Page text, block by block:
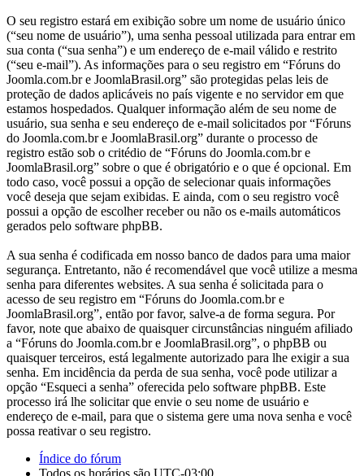
O seu registro estará em exibição sobre um nome de usuário único
(“seu nome de usuário”), uma senha pessoal utilizada para entrar em
sua conta (“sua senha”) e um endereço de e-mail válido e restrito
(“seu e-mail”). As informações para o seu registro em “Fóruns do
Joomla.com.br e JoomlaBrasil.org” são protegidas pelas leis de
proteção de dados aplicáveis no país vigente e no servidor em que
estamos hospedados. Qualquer informação além de seu nome de
usuário, sua senha e seu endereço de e-mail solicitados por “Fóruns
do Joomla.com.br e JoomlaBrasil.org” durante o processo de
registro estão sob o critédio de “Fóruns do Joomla.com.br e
JoomlaBrasil.org” sobre o que é obrigatório e o que é opcional. Em
todo caso, você possui a opção de selecionar quais informações
você deseja que sejam exibidas. E ainda, com o seu registro você
possui a opção de escolher receber ou não os e-mails automáticos
gerados pelo software phpBB.
A sua senha é codificada em nosso banco de dados para uma maior
segurança. Entretanto, não é recomendável que você utilize a mesma
senha para diferentes websites. A sua senha é solicitada para o
acesso de seu registro em “Fóruns do Joomla.com.br e
JoomlaBrasil.org”, então por favor, salve-a de forma segura. Por
favor, note que abaixo de quaisquer circunstâncias ninguém afiliado
a “Fóruns do Joomla.com.br e JoomlaBrasil.org”, o phpBB ou
quaisquer terceiros, está legalmente autorizado para lhe exigir a sua
senha. Em incidência da perda de sua senha, você pode utilizar a
opção “Esqueci a senha” oferecida pelo software phpBB. Este
processo irá lhe solicitar que envie o seu nome de usuário e
endereço de e-mail, para que o sistema gere uma nova senha e você
possa reativar o seu registro.
Índice do fórum